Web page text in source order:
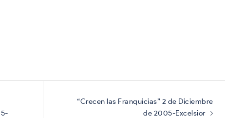
“Crecen las Franquicias” 2 de Diciembre
de 2005-Excelsior